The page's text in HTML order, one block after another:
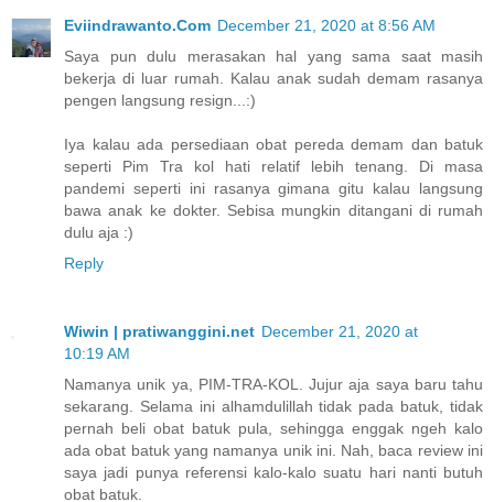
Eviindrawanto.Com December 21, 2020 at 8:56 AM
Saya pun dulu merasakan hal yang sama saat masih
bekerja di luar rumah. Kalau anak sudah demam rasanya
pengen langsung resign...:)
Iya kalau ada persediaan obat pereda demam dan batuk
seperti Pim Tra kol hati relatif lebih tenang. Di masa
pandemi seperti ini rasanya gimana gitu kalau langsung
bawa anak ke dokter. Sebisa mungkin ditangani di rumah
dulu aja :)
Reply
Wiwin | pratiwanggini.net December 21, 2020 at
10:19 AM
Namanya unik ya, PIM-TRA-KOL. Jujur aja saya baru tahu
sekarang. Selama ini alhamdulillah tidak pada batuk, tidak
pernah beli obat batuk pula, sehingga enggak ngeh kalo
ada obat batuk yang namanya unik ini. Nah, baca review ini
saya jadi punya referensi kalo-kalo suatu hari nanti butuh
obat batuk.